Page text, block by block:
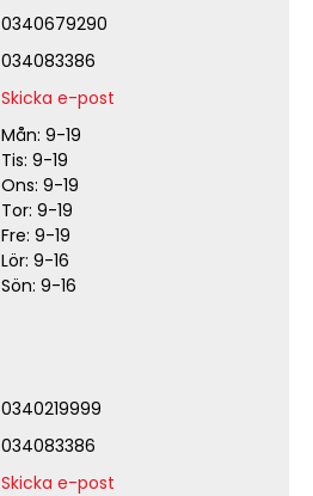
0340679290
034083386
Skicka e-post
Mån: 9-19
Tis: 9-19
Ons: 9-19
Tor: 9-19
Fre: 9-19
Lör: 9-16
Sön: 9-16
0340219999
034083386
Skicka e-post